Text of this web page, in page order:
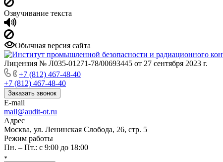
Озвучивание текста
Обычная версия сайта
Лицензия № Л035-01271-78/00693445 от 27 сентября 2023 г.
+7 (812) 467-48-40
+7 (812) 467-48-40
Заказать звонок
E-mail
mail@audit-ot.ru
Адрес
Москва, ул. Ленинская Слобода, 26, стр. 5
Режим работы
Пн. – Пт.: с 9:00 до 18:00